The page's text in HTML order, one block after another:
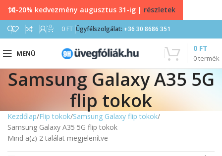
0 0 FT Ügyfélszolgálat: +36 30 8686 351
MENÜ
0termék
0 FT
Samsung Galaxy A35 5G
flip tokok
Kezdőlap Flip tokok Samsung Galaxy flip tokok
Samsung Galaxy A35 5G flip tokok
Mind a(z) 2 találat megjelenítve
10-20% kedvezmény augusztus 31-ig | részletek